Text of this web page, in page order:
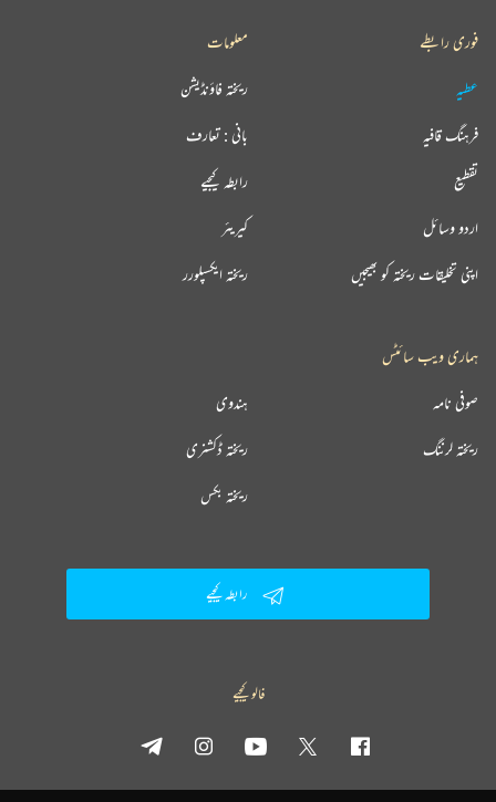
فوری رابطے
عطیہ
فرہنگ قافیہ
تقطیع
اردو وسائل
اپنی تخلیقات ریختہ کو بھیجیں
معلومات
ریختہ فاؤنڈیشن
بانی : تعارف
رابطہ کیجیے
کیریئر
ریختہ ایکسپلورر
ہماری ویب سائٹس
ہندوی صوفی نامہ
ریختہ ڈکشنری ریختہ لرننگ
ریختہ بکس
رابطہ کیجیے
فالو کیجیے